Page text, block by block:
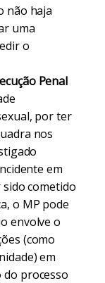
não haja
uma
o
Penal
por ter
nos
em
cometido
o MP pode
envolve o
(como
em
processo